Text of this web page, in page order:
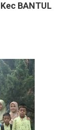
BANTUL